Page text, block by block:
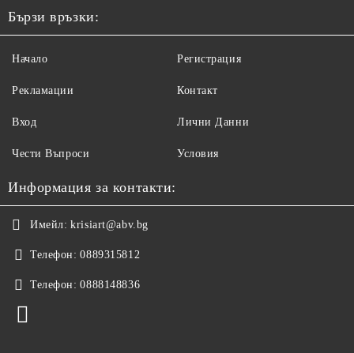
Бързи връзки:
Начало
Рекламации
Вход
Чести Въпроси
Регистрация
Контакт
Лични Данни
Условия
Информация за контакти:
Имейл: krisiart@abv.bg
Телефон: 0889315812
Телефон: 0888148836